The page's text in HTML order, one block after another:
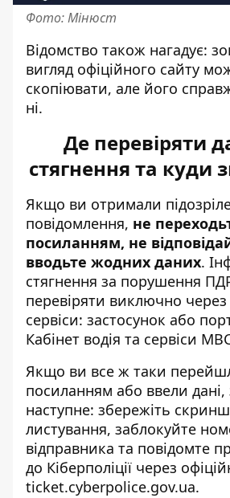
Фото: Мінюст
Відомство також нагадує:
вигляд офіційного сайту
скопіювати, але його
ні.
Де перевіряти
стягнення та куди
Якщо ви отримали
повідомлення, не
посиланням, не
вводьте жодних даних.
стягнення за порушення
перевіряти виключно через
сервіси: застосунок або
Кабінет водія та сервіси
Якщо ви все ж таки
посиланням або ввели дані,
наступне: збережіть
листування, заблокуйте
відправника та повідомте
до Кіберполіції через
ticket.cyberpolice.gov.ua.